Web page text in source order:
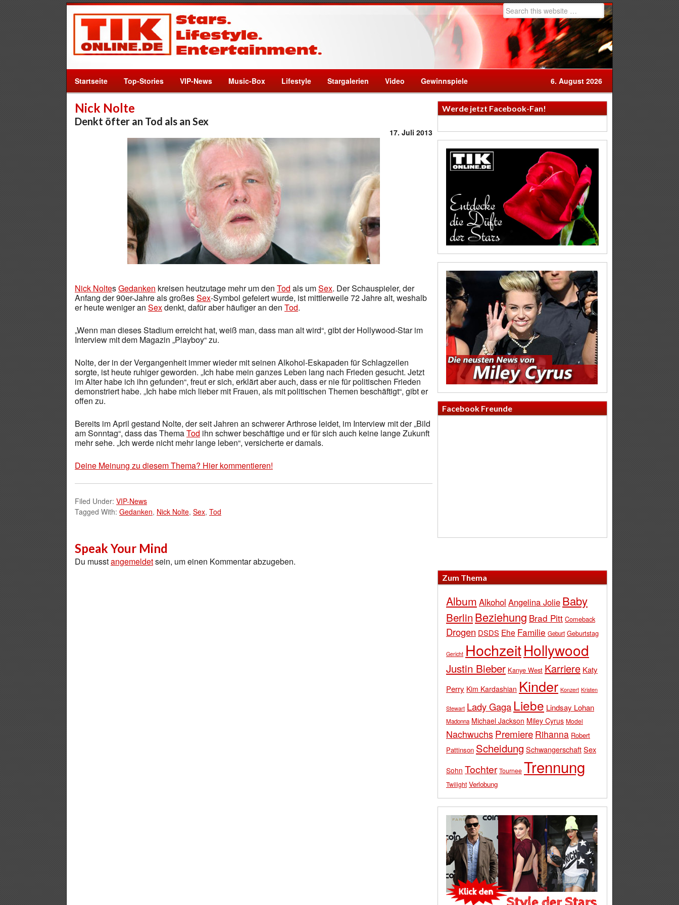
Startseite Top-Stories VIP-News Music-Box Lifestyle Stargalerien Video Gewinnspiele 6. August 2026
Nick Nolte
Denkt öfter an Tod als an Sex
17. Juli 2013
Nick NoltesGedanken kreisen heutzutage mehr um den Tod als umSex. Der Schauspieler, der
Anfang der 90er-Jahre als großesSex-Symbol gefeiert wurde, ist mittlerweile 72 Jahre alt, weshalb
er heute weniger an Sexdenkt, dafür aber häufiger an den Tod.
„Wenn man dieses Stadium erreicht hat, weiß man, dass man alt wird“, gibt der Hollywood-Star im
Interview mit dem Magazin „Playboy“ zu.
Nolte, der in der Vergangenheit immer wieder mit seinen Alkohol-Eskapaden für Schlagzeilen
sorgte, ist heute ruhiger geworden. „Ich habe mein ganzes Leben lang nach Frieden gesucht. Jetzt
im Alter habe ich ihn gefunden“, freut er sich, erklärt aber auch, dass er nie für politischen Frieden
demonstriert habe. „Ich habe mich lieber mit Frauen, als mit politischen Themen beschäftigt“, gibt er
offen zu.
Bereits im April gestand Nolte, der seit Jahren an schwerer Arthrose leidet, im Interview mit der „Bild
am Sonntag“, dass das ThemaTod ihn schwer beschäftige und er für sich auch keine lange Zukunft
mehr sehe. „Ich werde nicht mehr lange leben“, versicherte er damals.
Deine Meinung zu diesem Thema? Hier kommentieren!
Filed Under: VIP-News
Tagged With: Gedanken, Nick Nolte, Sex, Tod
Speak Your Mind
Du musstangemeldetsein, um einen Kommentar abzugeben.
Werde jetzt Facebook-Fan!
Facebook Freunde
Zum Thema
Album Alkohol Angelina Jolie Baby
Berlin Beziehung Brad Pitt Comeback
Drogen DSDS Ehe Familie Geburt Geburtstag
Gericht HochzeitHollywood
Justin Bieber Kanye West Karriere Katy
Perry Kim Kardashian Kinder Konzert Kristen
Stewart Lady Gaga Liebe Lindsay Lohan
Madonna Michael Jackson Miley Cyrus Model
Nachwuchs Premiere Rihanna Robert
Pattinson Scheidung SchwangerschaftSex
Sohn Tochter Tournee Trennung
Twilight Verlobung